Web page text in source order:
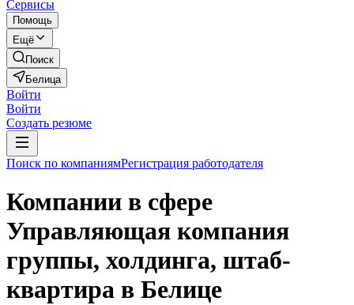
Сервисы
Помощь
Ещё
Поиск
Белица
Войти
Войти
Создать резюме
Поиск по компаниямРегистрация работодателя
Компании в сфере
Управляющая компания
группы, холдинга, штаб-
квартира в Белице